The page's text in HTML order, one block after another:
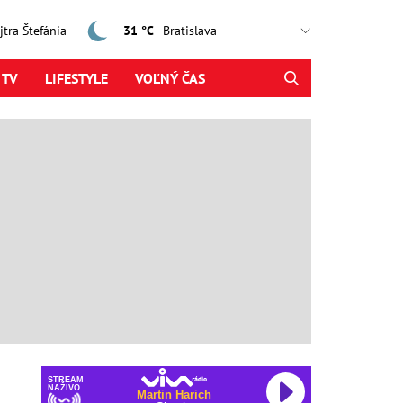
Štefánia 31 °C
LIFESTYLE VOĽNÝ ČAS
STREAM
NAŽIVO
Martin Harich